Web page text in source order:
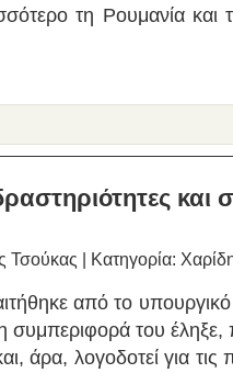
τη Ρουμανία και
και
Τσούκας | Κατηγορία:
από το υπουργικό
συμπεριφορά του
άρα, λογοδοτεί για τις